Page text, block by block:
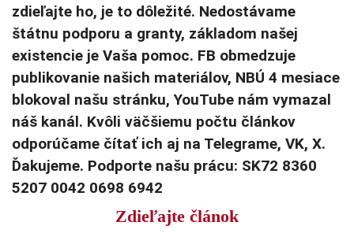
zdieľajte ho, je to dôležité. Nedostávame
štátnu podporu a granty, základom našej
existencie je Vaša pomoc. FB obmedzuje
publikovanie našich materiálov, NBÚ 4 mesiace
blokoval našu stránku, YouTube nám vymazal
náš kanál. Kvôli väčšiemu počtu článkov
odporúčame čítať ich aj na Telegrame, VK, X.
Ďakujeme. Podporte našu prácu: SK72 8360
5207 0042 0698 6942
Zdieľajte článok